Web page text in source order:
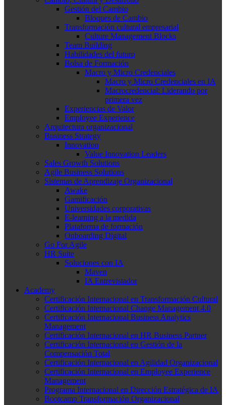
Gestión del Cambio
Bloques de Cambio
Transformación cultural empresarial
Culture Management Blocks
Team Building
Habilidades del futuro
Bolsa de Formación
Macro y Micro Credenciales
Macro y Micro Credenciales en IA
Macrocredencial: Liderando por
primera vez
Experiencias de Valor
Employee Experience
Arquitectura organizacional
Business Strategy
Innovation
Value Innovation Leaders
Sales Growth Solutions
Agile Business Solutions
Sistemas de Aprendizaje Organizacional
Awake
Gamificación
Universidades corporativas
E-learning a la medida
Plataforma de formación
Onboarding Digital
Go For Agile
HR Suite
Soluciones con IA
Maven
IA Entrevistador
Academy
Certificación Internacional en Transformación Cultural
Certificación Internacional Change Management 4.0
Certificación Internacional Business Analytics
Management
Certificación Internacional en HR Business Partner
Certificación Internacional en Gestión de la
Compensación Total
Certificación Internacional en Agilidad Organizacional
Certificación Internacional en Employee Experience
Management
Programa Internacional en Dirección Estratégica de IA
Bootcamp Transformación Organizacional